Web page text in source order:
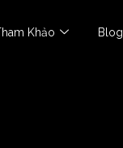
Khảo Blog